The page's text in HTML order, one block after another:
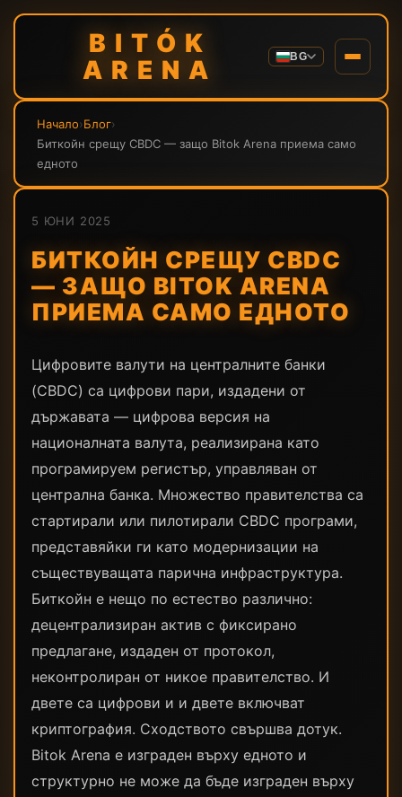
BITÓK
ARENA
BG
Начало›Блог›
Биткойн срещу CBDC — защо Bitok Arena приема само
едното
5 ЮНИ 2025
БИТКОЙН СРЕЩУ CBDC
— ЗАЩО BITOK ARENA
ПРИЕМА САМО ЕДНОТО
Цифровите валути на централните банки
(CBDC) са цифрови пари, издадени от
държавата — цифрова версия на
националната валута, реализирана като
програмируем регистър, управляван от
централна банка. Множество правителства са
стартирали или пилотирали CBDC програми,
представяйки ги като модернизации на
съществуващата парична инфраструктура.
Биткойн е нещо по естество различно:
децентрализиран актив с фиксирано
предлагане, издаден от протокол,
неконтролиран от никое правителство. И
двете са цифрови и и двете включват
криптография. Сходството свършва дотук.
Bitok Arena е изграден върху едното и
структурно не може да бъде изграден върху